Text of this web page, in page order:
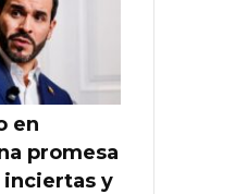
en
promesa
inciertas y